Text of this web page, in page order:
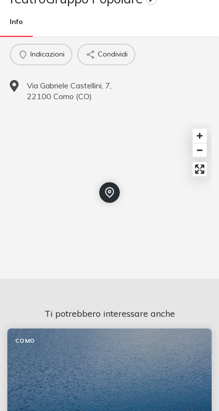
Info
Indicazioni Condividi
Via Gabriele Castellini, 7,
22100 Como (CO)
Ti potrebbero interessare anche
COMO